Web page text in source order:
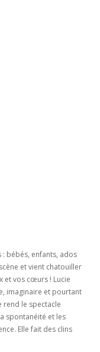
bébés, enfants, ados
et vient chatouiller
et vos cœurs ! Lucie
imaginaire et pourtant
rend le spectacle
spontanéité et les
Elle fait des clins